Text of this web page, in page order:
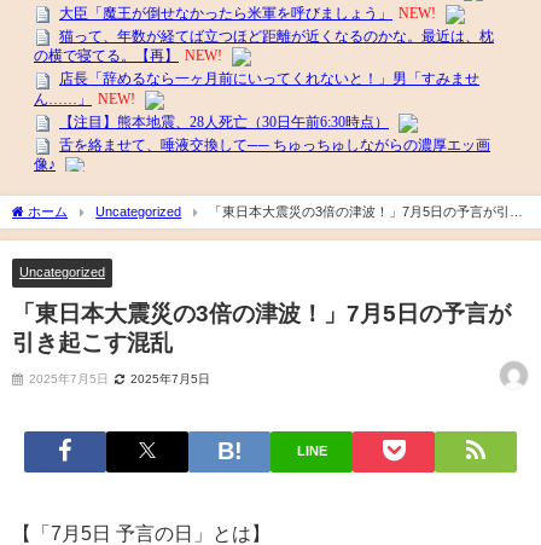
ホーム Uncategorized
「東日本大震災の3倍の津波！」7月5日の予言が引き
起こす混乱
Uncategorized
「東日本大震災の3倍の津波！」7月5日の予言が
引き起こす混乱
2025年7月5日 2025年7月5日
LINE
【「7月5日 予言の日」とは】